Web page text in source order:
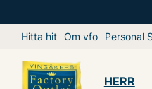
Hitta hit Om vfo Personal
HERR